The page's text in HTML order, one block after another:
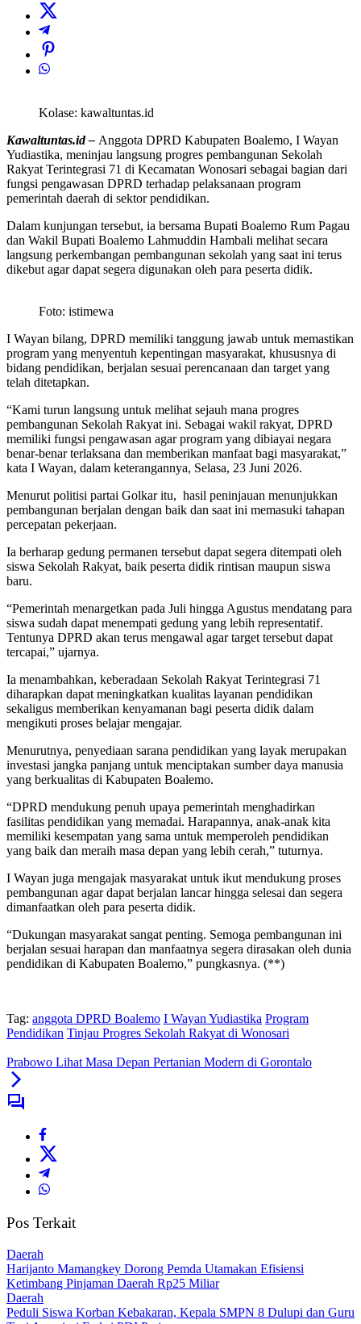
Kolase: kawaltuntas.id
Kawaltuntas.id – Anggota DPRD Kabupaten Boalemo, I Wayan
Yudiastika, meninjau langsung progres pembangunan Sekolah
Rakyat Terintegrasi 71 di Kecamatan Wonosari sebagai bagian dari
fungsi pengawasan DPRD terhadap pelaksanaan program
pemerintah daerah di sektor pendidikan.
Dalam kunjungan tersebut, ia bersama Bupati Boalemo Rum Pagau
dan Wakil Bupati Boalemo Lahmuddin Hambali melihat secara
langsung perkembangan pembangunan sekolah yang saat ini terus
dikebut agar dapat segera digunakan oleh para peserta didik.
Foto: istimewa
I Wayan bilang, DPRD memiliki tanggung jawab untuk memastikan
program yang menyentuh kepentingan masyarakat, khususnya di
bidang pendidikan, berjalan sesuai perencanaan dan target yang
telah ditetapkan.
“Kami turun langsung untuk melihat sejauh mana progres
pembangunan Sekolah Rakyat ini. Sebagai wakil rakyat, DPRD
memiliki fungsi pengawasan agar program yang dibiayai negara
benar-benar terlaksana dan memberikan manfaat bagi masyarakat,”
kata I Wayan, dalam keterangannya, Selasa, 23 Juni 2026.
Menurut politisi partai Golkar itu, hasil peninjauan menunjukkan
pembangunan berjalan dengan baik dan saat ini memasuki tahapan
percepatan pekerjaan.
Ia berharap gedung permanen tersebut dapat segera ditempati oleh
siswa Sekolah Rakyat, baik peserta didik rintisan maupun siswa
baru.
“Pemerintah menargetkan pada Juli hingga Agustus mendatang para
siswa sudah dapat menempati gedung yang lebih representatif.
Tentunya DPRD akan terus mengawal agar target tersebut dapat
tercapai,” ujarnya.
Ia menambahkan, keberadaan Sekolah Rakyat Terintegrasi 71
diharapkan dapat meningkatkan kualitas layanan pendidikan
sekaligus memberikan kenyamanan bagi peserta didik dalam
mengikuti proses belajar mengajar.
Menurutnya, penyediaan sarana pendidikan yang layak merupakan
investasi jangka panjang untuk menciptakan sumber daya manusia
yang berkualitas di Kabupaten Boalemo.
“DPRD mendukung penuh upaya pemerintah menghadirkan
fasilitas pendidikan yang memadai. Harapannya, anak-anak kita
memiliki kesempatan yang sama untuk memperoleh pendidikan
yang baik dan meraih masa depan yang lebih cerah,” tuturnya.
I Wayan juga mengajak masyarakat untuk ikut mendukung proses
pembangunan agar dapat berjalan lancar hingga selesai dan segera
dimanfaatkan oleh para peserta didik.
“Dukungan masyarakat sangat penting. Semoga pembangunan ini
berjalan sesuai harapan dan manfaatnya segera dirasakan oleh dunia
pendidikan di Kabupaten Boalemo,” pungkasnya. (**)
Tag: anggota DPRD Boalemo I Wayan Yudiastika Program
Pendidikan Tinjau Progres Sekolah Rakyat di Wonosari
Prabowo Lihat Masa Depan Pertanian Modern di Gorontalo
Pos Terkait
Daerah
Harijanto Mamangkey Dorong Pemda Utamakan Efisiensi
Ketimbang Pinjaman Daerah Rp25 Miliar
Daerah
Peduli Siswa Korban Kebakaran, Kepala SMPN 8 Dulupi dan Guru